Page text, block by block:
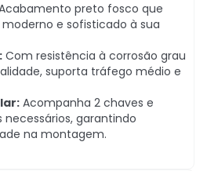
preto fosco que
e sofisticado à sua
Com resistência à corrosão grau
suporta tráfego médio e
Acompanha 2 chaves e
necessários, garantindo
na montagem.